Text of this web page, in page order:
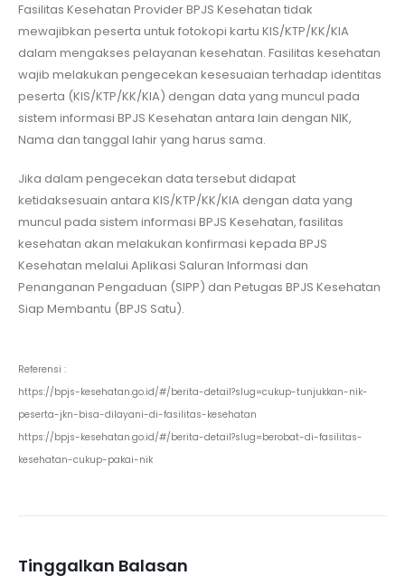
Fasilitas Kesehatan Provider BPJS Kesehatan tidak
mewajibkan peserta untuk fotokopi kartu KIS/KTP/KK/KIA
dalam mengakses pelayanan kesehatan. Fasilitas kesehatan
wajib melakukan pengecekan kesesuaian terhadap identitas
peserta (KIS/KTP/KK/KIA) dengan data yang muncul pada
sistem informasi BPJS Kesehatan antara lain dengan NIK,
Nama dan tanggal lahir yang harus sama.
Jika dalam pengecekan data tersebut didapat
ketidaksesuain antara KIS/KTP/KK/KIA dengan data yang
muncul pada sistem informasi BPJS Kesehatan, fasilitas
kesehatan akan melakukan konfirmasi kepada BPJS
Kesehatan melalui Aplikasi Saluran Informasi dan
Penanganan Pengaduan (SIPP) dan Petugas BPJS Kesehatan
Siap Membantu (BPJS Satu).
Referensi :
https://bpjs-kesehatan.go.id/#/berita-detail?slug=cukup-tunjukkan-nik-
peserta-jkn-bisa-dilayani-di-fasilitas-kesehatan
https://bpjs-kesehatan.go.id/#/berita-detail?slug=berobat-di-fasilitas-
kesehatan-cukup-pakai-nik
Tinggalkan Balasan